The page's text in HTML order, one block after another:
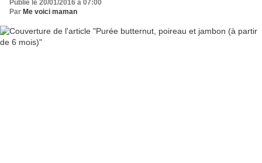
Publié le 20/01/2016 à 07:00
Par Me voici maman